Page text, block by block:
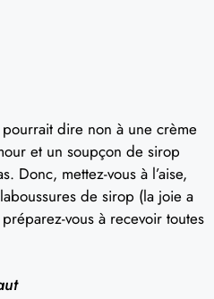
dire non à une crème
et un soupçon de sirop
Donc, mettez-vous à l’aise,
de sirop (la joie a
vous à recevoir toutes